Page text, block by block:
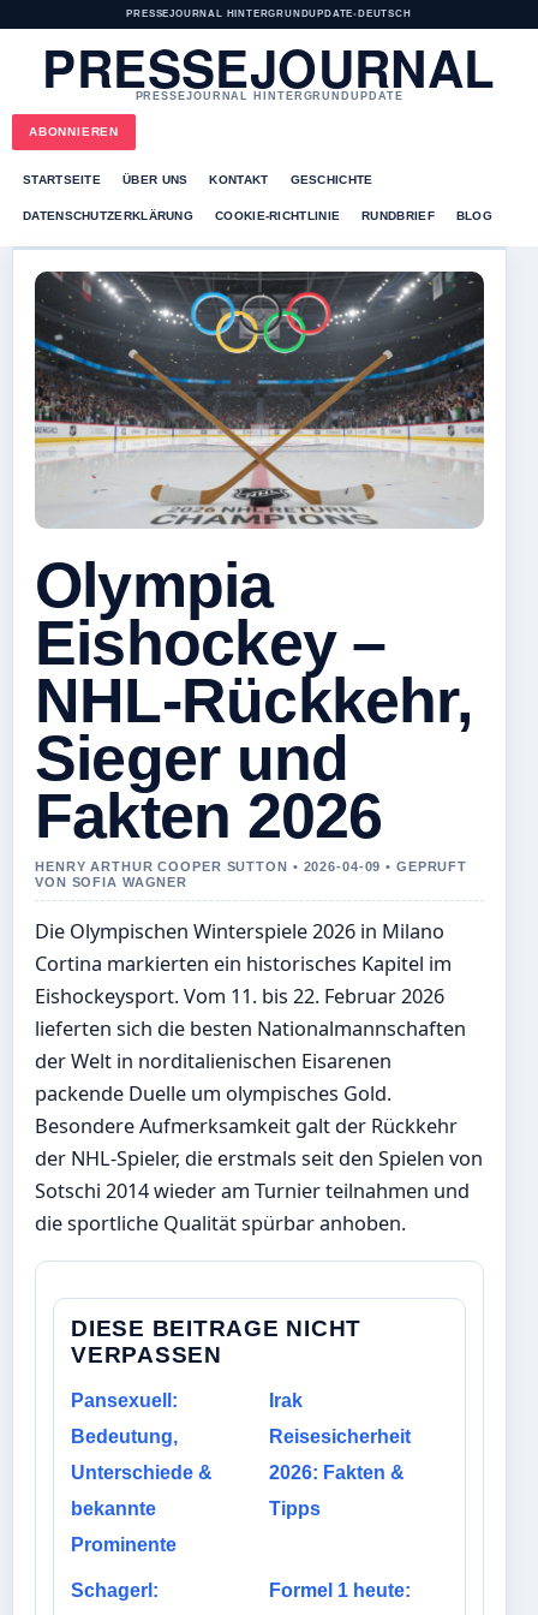
PRESSEJOURNAL HINTERGRUNDUPDATE• DEUTSCH
PRESSEJOURNAL
PRESSEJOURNAL HINTERGRUNDUPDATE
ABONNIEREN
STARTSEITE ÜBER UNS KONTAKT GESCHICHTE
DATENSCHUTZERKLÄRUNG COOKIE-RICHTLINIE RUNDBRIEF BLOG
Olympia
Eishockey –
NHL-Rückkehr,
Sieger und
Fakten 2026
HENRY ARTHUR COOPER SUTTON • 2026-04-09 • GEPRUFT
VON SOFIA WAGNER
Die Olympischen Winterspiele 2026 in Milano
Cortina markierten ein historisches Kapitel im
Eishockeysport. Vom 11. bis 22. Februar 2026
lieferten sich die besten Nationalmannschaften
der Welt in norditalienischen Eisarenen
packende Duelle um olympisches Gold.
Besondere Aufmerksamkeit galt der Rückkehr
der NHL-Spieler, die erstmals seit den Spielen von
Sotschi 2014 wieder am Turnier teilnahmen und
die sportliche Qualität spürbar anhoben.
DIESE BEITRAGE NICHT
VERPASSEN
Pansexuell:
Bedeutung,
Unterschiede &
bekannte
Prominente
Irak
Reisesicherheit
2026: Fakten &
Tipps
Schagerl: Formel 1 heute: